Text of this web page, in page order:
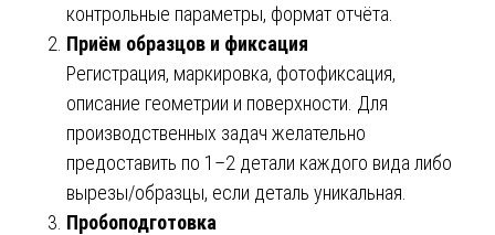
контрольные параметры, формат отчёта.
Приём образцов и фиксация
Регистрация, маркировка, фотофиксация,
описание геометрии и поверхности. Для
производственных задач желательно
предоставить по 1–2 детали каждого вида либо
вырезы/образцы, если деталь уникальная.
Пробоподготовка